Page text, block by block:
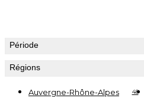
Période
Régions
Auvergne-Rhône-Alpes 48